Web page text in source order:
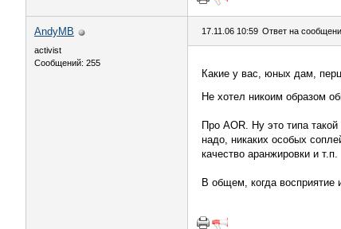
AndyMB
activist
Сообщений: 255
17.11.06 10:59 Ответ на
Какие у вас, юных дам,
Не хотел никоим образом
Про AOR. Ну это типа
надо, никаких особых
качество аранжировки и т.п.
В общем, когда